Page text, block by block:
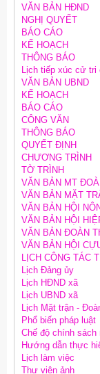
VĂN BẢN HĐND
NGHỊ QUYẾT
BÁO CÁO
KẾ HOẠCH
THÔNG BÁO
Lịch tiếp xúc cử tri
VĂN BẢN UBND
KẾ HOẠCH
BÁO CÁO
CÔNG VĂN
THÔNG BÁO
QUYẾT ĐỊNH
CHƯƠNG TRÌNH
TỜ TRÌNH
VĂN BẢN MT
VĂN BẢN MẶT
VĂN BẢN HỘI
VĂN BẢN HỘI
VĂN BẢN ĐOÀN
VĂN BẢN HỘI
LỊCH CÔNG TÁC
Lịch Đảng ủy
Lịch HĐND xã
Lịch UBND xã
Lịch Mặt trận -
Phổ biến pháp luật
Chế độ chính sách
Hướng dẫn thực
Lịch làm việc
Thư viện ảnh